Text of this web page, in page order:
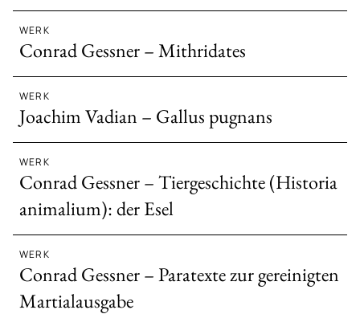
WERK
Conrad Gessner – Mithridates
WERK
Joachim Vadian – Gallus pugnans
WERK
Conrad Gessner – Tiergeschichte (Historia
animalium): der Esel
WERK
Conrad Gessner – Paratexte zur gereinigten
Martialausgabe